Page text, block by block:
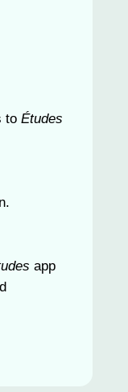
to Études
app